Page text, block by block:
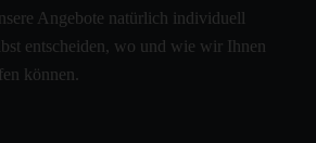
Angebote natürlich individuell
entscheiden, wo und wie wir Ihnen
können.